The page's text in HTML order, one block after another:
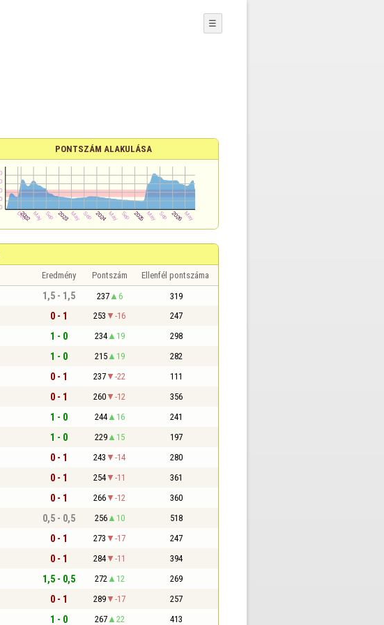
☰
PONTSZÁM ALAKULÁSA
Eredmény Pontszám Ellenfél pontszáma
1,5 - 1,5 237 6 319
0 - 1 253 -16 247
1 - 0 234 19 298
1 - 0 215 19 282
0 - 1 237 -22 111
0 - 1 260 -12 356
1 - 0 244 16 241
1 - 0 229 15 197
0 - 1 243 -14 280
0 - 1 254 -11 361
0 - 1 266 -12 360
0,5 - 0,5 256 10 518
0 - 1 273 -17 247
0 - 1 284 -11 394
1,5 - 0,5 272 12 269
0 - 1 289 -17 257
1 - 0 267 22 413